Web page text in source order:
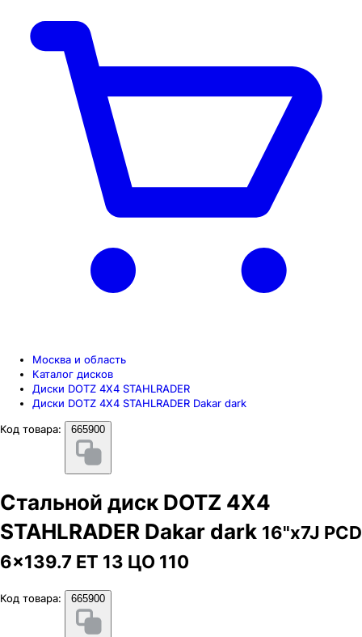
Москва и область
Каталог дисков
Диски DOTZ 4X4 STAHLRADER
Диски DOTZ 4X4 STAHLRADER Dakar dark
Код товара:
665900
Стальной диск DOTZ 4X4
STAHLRADER Dakar dark 16"x7J PCD
6x139.7 ЕТ 13 ЦО 110
Код товара: 665900